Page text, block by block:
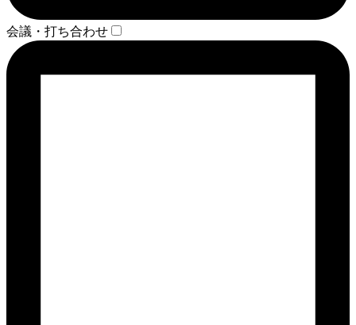
会議・打ち合わせ